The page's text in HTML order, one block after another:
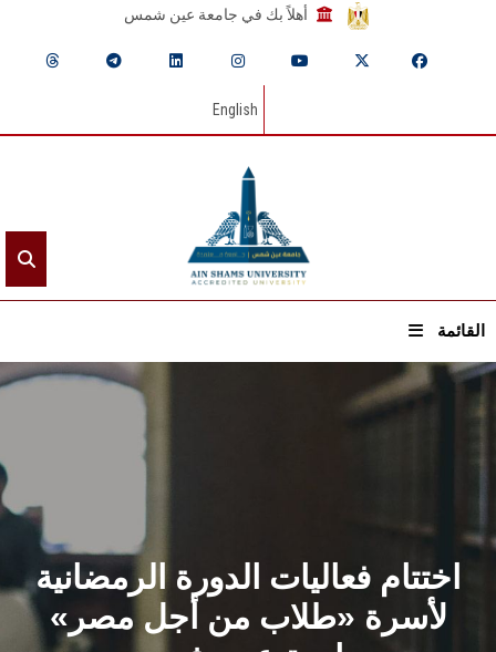
أهلاً بك في جامعة عين شمس
English
القائمة
الرئيسيـة
القطاعـات
الشئون الأكاديمية
البحث العلمي
اختتام فعاليات الدورة الرمضانية
لأسرة «طلاب من أجل مصر»